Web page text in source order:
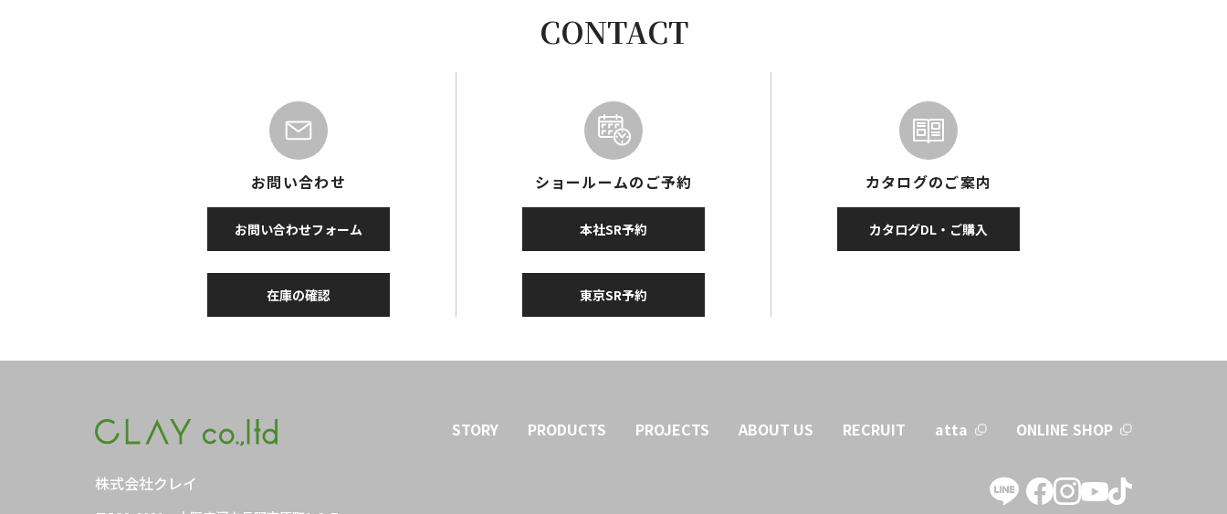
CONTACT
お問い合わせ
お問い合わせフォーム
在庫の確認
ショールームのご予約
本社SR予約
東京SR予約
カタログのご案内
カタログDL・ご購入
株式会社クレイ
STORY PRODUCTS PROJECTS ABOUT US RECRUIT atta ONLINE SHOP